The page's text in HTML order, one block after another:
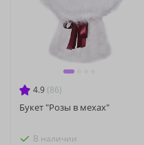
4.9 (86)
Букет "Розы в мехах"
В наличии